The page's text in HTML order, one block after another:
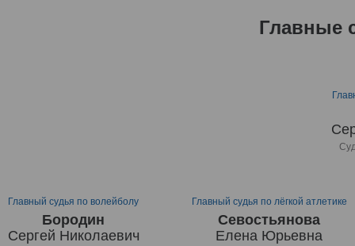
Главные
Главный судья по волейболу
Бородин
Сергей Николаевич
Главный судья по лёгкой атлетике
Севостьянова
Елена Юрьевна